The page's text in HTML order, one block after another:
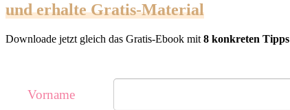
und erhalte Gratis-Material
Downloade jetzt gleich das Gratis-Ebook mit 8 konkreten Tipps
Vorname